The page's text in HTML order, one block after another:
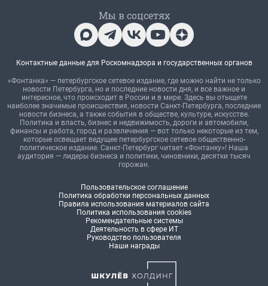
Мы в соцсетях
Контактные данные для Роскомнадзора и государственных органов
«Фонтанка» — петербургское сетевое издание, где можно найти не только
новости Петербурга, но и последние новости дня, и все важное и
интересное, что происходит в России и в мире. Здесь вы отыщете
наиболее значимые происшествия, новости Санкт-Петербурга, последние
новости бизнеса, а также события в обществе, культуре, искусстве.
Политика и власть, бизнес и недвижимость, дороги и автомобили,
финансы и работа, город и развлечения — вот только некоторые из тем,
которые освещает ведущее петербургское сетевое общественно-
политическое издание. Санкт-Петербург читает «Фонтанку»! Наша
аудитория — лидеры бизнеса и политики, чиновники, десятки тысяч
горожан.
Пользовательское соглашение
Политика обработки персональных данных
Правила использования материалов сайта
Политика использования cookies
Рекомендательные системы
Деятельность в сфере ИТ
Руководство пользователя
Наши награды